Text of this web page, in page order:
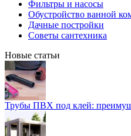
Фильтры и насосы
Обустройство ванной
Дачные постройки
Советы сантехника
Новые статьи
Трубы ПВХ под клей: